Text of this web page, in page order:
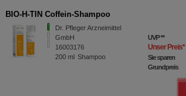
BIO-H-TIN Coffein-Shampoo
Dr. Pfleger Arzneimittel
GmbH
16003176
200 ml Shampoo
UVP**
Unser Preis*
Sie sparen
Grundpreis